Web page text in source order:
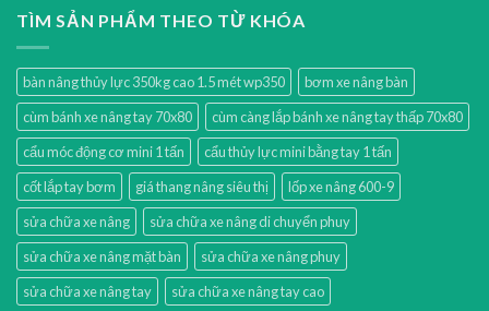
TÌM SẢN PHẨM THEO TỪ KHÓA
bàn nâng thủy lực 350kg cao 1.5 mét wp350
bơm xe nâng bàn
cùm bánh xe nâng tay 70x80
cùm càng lắp bánh xe nâng tay thấp 70x80
cẩu móc động cơ mini 1 tấn
cẩu thủy lực mini bằng tay 1 tấn
cốt lắp tay bơm
giá thang nâng siêu thị
lốp xe nâng 600-9
sửa chữa xe nâng
sửa chữa xe nâng di chuyển phuy
sửa chữa xe nâng mặt bàn
sửa chữa xe nâng phuy
sửa chữa xe nâng tay
sửa chữa xe nâng tay cao